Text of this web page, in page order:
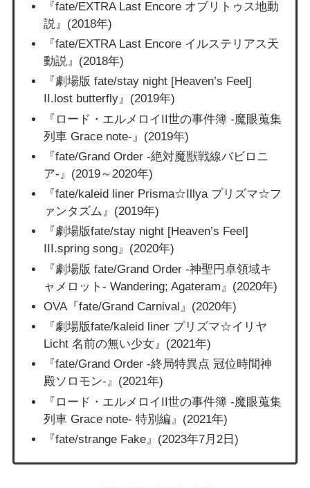
『fate/EXTRA Last Encore オブリトゥス地動
説』(2018年)
『fate/EXTRA Last Encore イルステリアス天
動説』(2018年)
『劇場版 fate/stay night [Heaven’s Feel]
II.lost butterfly』(2019年)
『ロード・エルメロイII世の事件簿 -魔眼蒐集
列車 Grace note-』(2019年)
『fate/Grand Order -絶対魔獣戦線バビロニ
ア-』(2019～2020年)
『fate/kaleid liner Prisma☆Illya プリズマ☆フ
ァンタズム』(2019年)
『劇場版fate/stay night [Heaven’s Feel]
III.spring song』(2020年)
『劇場版 fate/Grand Order -神聖円卓領域キ
ャメロット- Wandering; Agateram』(2020年)
OVA『fate/Grand Carnival』(2020年)
『劇場版fate/kaleid liner プリズマ☆イリヤ
Licht 名前の無い少女』(2021年)
『fate/Grand Order -終局特異点 冠位時間神
殿ソロモン-』(2021年)
『ロード・エルメロイII世の事件簿 -魔眼蒐集
列車 Grace note- 特別編』(2021年)
『fate/strange Fake』(2023年7月2日)